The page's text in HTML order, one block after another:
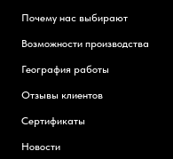
Почему нас выбирают
Возможности производства
География работы
Отзывы клиентов
Сертификаты
Новости